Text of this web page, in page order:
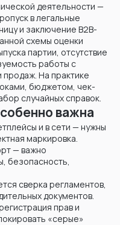
деятельности —
в легальные
и заключение B2B-
схемы оценки
партии, отсутствие
работы с
На практике
бюджетом, чек-
случайных справок.
важна
и в сети — нужны
маркировка.
— важно
безопасность,
сверка регламентов,
документов.
прав и
«серые»